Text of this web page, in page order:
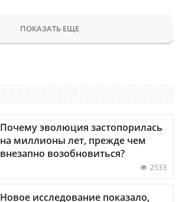
ПОКАЗАТЬ ЕЩЕ
Почему эволюция застопорилась
на миллионы лет, прежде чем
внезапно возобновиться?
2533
Новое исследование показало,